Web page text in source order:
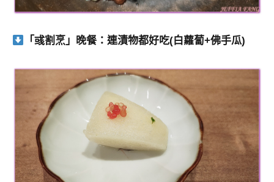
「彧割烹」晚餐：連漬物都好吃(白蘿蔔+佛手瓜)